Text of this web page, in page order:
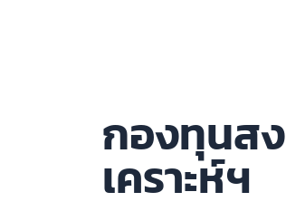
กองทุนสง
เคราะห์ฯ